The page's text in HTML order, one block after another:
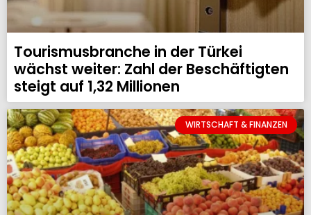
Tourismusbranche in der Türkei
wächst weiter: Zahl der Beschäftigten
steigt auf 1,32 Millionen
WIRTSCHAFT & FINANZEN